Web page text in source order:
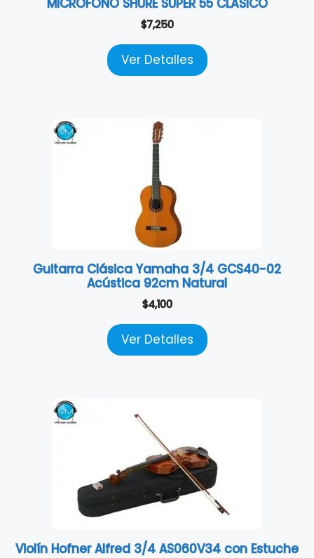
$7,250
Ver Detalles
Guitarra Clásica Yamaha 3/4 GCS40-02
Acústica 92cm Natural
$4,100
Ver Detalles
Violín Hofner Alfred 3/4 AS060V34 con Estuche